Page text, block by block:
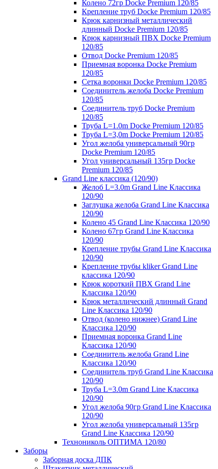
Колено 72гр Docke Premium 120/85
Крепление труб Docke Premium 120/85
Крюк карнизный металлический
длинный Docke Premium 120/85
Крюк карнизный ПВХ Docke Premium
120/85
Отвод Docke Premium 120/85
Приемная воронка Docke Premium
120/85
Сетка воронки Docke Premium 120/85
Соединитель желоба Docke Premium
120/85
Соединитель труб Docke Premium
120/85
Труба L=1.0m Docke Premium 120/85
Труба L=3,0m Docke Premium 120/85
Угол желоба универсальный 90гр
Docke Premium 120/85
Угол универсальный 135гр Docke
Premium 120/85
Grand Line классика (120/90)
Желоб L=3.0m Grand Line Классика
120/90
Заглушка желоба Grand Line Классика
120/90
Колено 45 Grand Line Классика 120/90
Колено 67гр Grand Line Классика
120/90
Крепление трубы Grand Line Классика
120/90
Крепление трубы kliker Grand Line
классика 120/90
Крюк короткий ПВХ Grand Line
Классика 120/90
Крюк металлический длинный Grand
Line Классика 120/90
Отвод (колено нижнее) Grand Line
Классика 120/90
Приемная воронка Grand Line
Классика 120/90
Соединитель желоба Grand Line
Классика 120/90
Соединитель труб Grand Line Классика
120/90
Труба L=3.0m Grand Line Классика
120/90
Угол желоба 90гр Grand Line Классика
120/90
Угол желоба универсальный 135гр
Grand Line Классика 120/90
Технониколь ОПТИМА 120/80
Заборы
Заборная доска ДПК